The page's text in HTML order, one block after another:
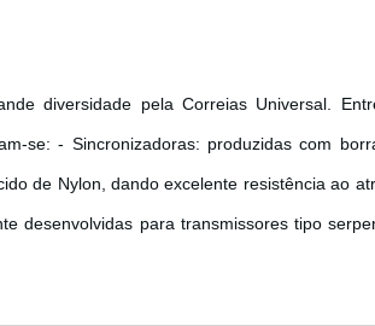
diversidade pela Correias Universal.
se: - Sincronizadoras: produzidas com
de Nylon, dando excelente resistência ao
desenvolvidas para transmissores tipo
nos dois lados da correia; - Variadoras: ....